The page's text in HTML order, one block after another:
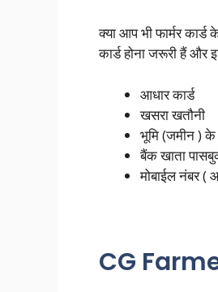
क्या आप भी फार्मर
कार्ड होना जरूरी हैं
आधार कार्ड
खसरा खतौनी
भूमि (जमीन )
बैंक खाता
मोबाईल नंबर (
CG